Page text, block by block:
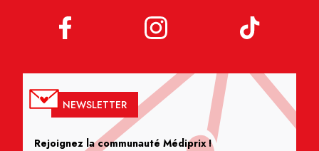
NEWSLETTER
Rejoignez la communauté Médiprix !